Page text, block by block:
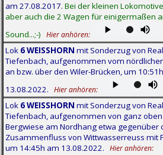
am 27.08.2017.Bei der kleinen
aber auch die 2 Wagen für einigermaßen
Sound...;-)
Hier anhören:
Lok 6 WEISSHORN mit Sonderzug von
Tiefenbach, aufgenommen vom
an bzw. über den Wiler-Brücken, um
13.08.2022.
Hier anhören:
Lok 6 WEISSHORN mit Sonderzug von
Tiefenbach, aufgenommen von ganz
Bergwiese am Nordhang etwa gegenüber
Zusammenfluss von Wittwasserreuss mit
um 14:45h am 13.08.2022.
Hier anhören: